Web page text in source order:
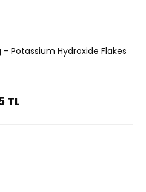
Potassium Hydroxide Flakes
TL